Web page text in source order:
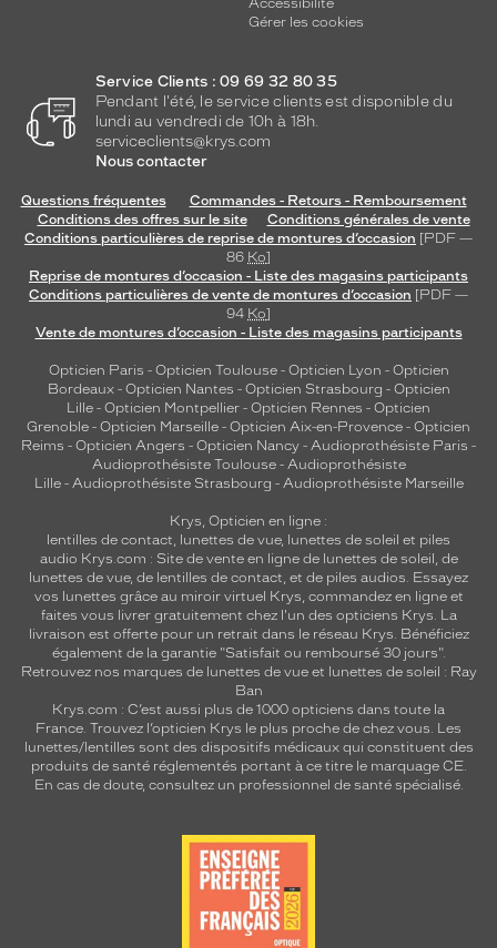
Gérer les cookies
Service Clients : 09 69 32 80 35
Pendant l'été, le service clients est disponible du
lundi au vendredi de 10h à 18h.
serviceclients@krys.com
Nous contacter
Questions fréquentes
Commandes - Retours - Remboursement
Conditions des offres sur le site
Conditions générales de vente
Conditions particulières de reprise de montures d’occasion [PDF —
86 Ko]
Reprise de montures d’occasion - Liste des magasins participants
Conditions particulières de vente de montures d’occasion [PDF —
94 Ko]
Vente de montures d’occasion - Liste des magasins participants
Opticien Paris - Opticien Toulouse- Opticien Lyon - Opticien
Bordeaux- Opticien Nantes - Opticien Strasbourg - Opticien
Lille - Opticien Montpellier - Opticien Rennes - Opticien
Grenoble - Opticien Marseille - Opticien Aix-en-Provence - Opticien
Reims - Opticien Angers - Opticien Nancy - Audioprothésiste Paris -
Audioprothésiste Toulouse- Audioprothésiste
Lille- Audioprothésiste Strasbourg - Audioprothésiste Marseille
Krys, Opticien en ligne :
lentilles de contact lunettes de vue, lunettes de soleil et piles
audio Krys.com : Site de vente en ligne de lunettes de soleil, de
lunettes de vue, de lentilles de contact , et de piles audios. Essayez
vos lunettes grâce au miroir virtuel Krys, commandez en ligne et
faites vous livrer gratuitement chez l'un des opticiens Krys. La
livraison est offerte pour un retrait dans le réseau Krys. Bénéficiez
également de la garantie "Satisfait ou remboursé 30 jours".
Retrouvez nos marques de lunettes de vue et lunettes de soleil : Ray
Ban
Krys.com : C’est aussi plus de 1000 opticiens dans toute la
France. Trouvez l’opticien Krys le plus proche de chez vous . Les
lunettes/lentilles sont des dispositifs médicaux qui constituent des
produits de santé réglementés portant à ce titre le marquage CE.
En cas de doute, consultez un professionnel de santé spécialisé.